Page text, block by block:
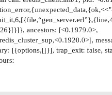
ancestors: [<0.1979.0>,
[{options,[]}], trap_exit: false,